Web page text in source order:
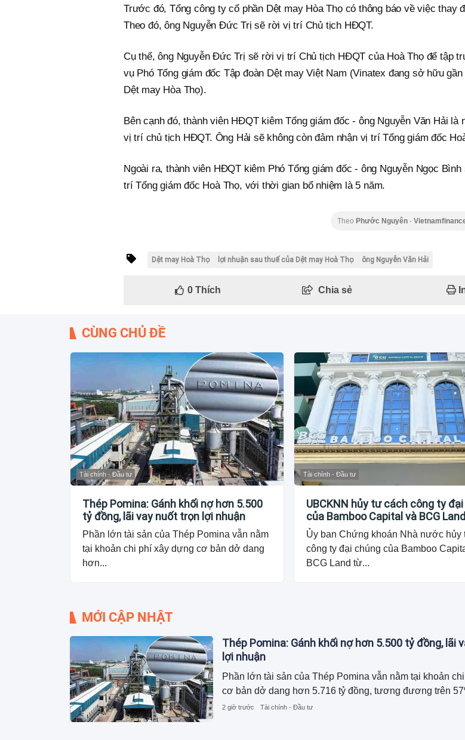
Trước đó, Tổng công ty cổ phần Dệt may Hòa Thọ có thông báo về việc thay
Theo đó, ông Nguyễn Đức Trị sẽ rời vị trí Chủ tịch HĐQT.
Cụ thể, ông Nguyễn Đức Trị sẽ rời vị trí Chủ tịch HĐQT của Hoà Thọ để tập
vụ Phó Tổng giám đốc Tập đoàn Dệt may Việt Nam (Vinatex đang sở hữu
Dệt may Hòa Thọ).
Bên cạnh đó, thành viên HĐQT kiêm Tổng giám đốc - ông Nguyễn Văn Hải là
vị trí chủ tịch HĐQT. Ông Hải sẽ không còn đảm nhận vị trí Tổng giám đốc
Ngoài ra, thành viên HĐQT kiêm Phó Tổng giám đốc - ông Nguyễn Ngọc Bình
trí Tổng giám đốc Hoà Thọ, với thời gian bổ nhiệm là 5 năm.
Theo Phước Nguyên -
Dệt may Hoà Thọ lợi nhuận sau thuế của Dệt may Hoà Thọ ông Nguyễn Văn Hải
0Thích Chia sẻ
CÙNG CHỦ ĐỀ
Tài chính - Đầu tư
Thép Pomina: Gánh khối nợ hơn 5.500
tỷ đồng, lãi vay nuốt trọn lợi nhuận
Phần lớn tài sản của Thép Pomina vẫn nằm
tại khoản chi phí xây dựng cơ bản dở dang
hơn...
Tài chính - Đầu tư
UBCKNN hủy tư cách công ty
của Bamboo Capital và BCG Land
Ủy ban Chứng khoán Nhà nước hủy
công ty đại chúng của Bamboo
BCG Land từ...
MỚI CẬP NHẬT
Thép Pomina: Gánh khối nợ hơn 5.500 tỷ đồng, lãi
lợi nhuận
Phần lớn tài sản của Thép Pomina vẫn nằm tại khoản
cơ bản dở dang hơn 5.716 tỷ đồng, tương đương trên
2 giờ trước Tài chính - Đầu tư